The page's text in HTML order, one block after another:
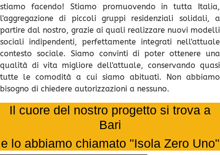
stiamo facendo! Stiamo promuovendo in tutta Italia,
l'aggregazione di piccoli gruppi residenziali solidali, a
partire dal nostro, grazie ai quali realizzare nuovi modelli
sociali indipendenti, perfettamente integrati nell'attuale
contesto sociale. Siamo convinti di poter ottenere una
qualità di vita migliore dell'attuale, conservando quasi
tutte le comodità a cui siamo abituati. Non abbiamo
bisogno di chiedere autorizzazioni a nessuno.
Il cuore del nostro progetto si trova a
Bari
e lo abbiamo chiamato "Isola Zero Uno"